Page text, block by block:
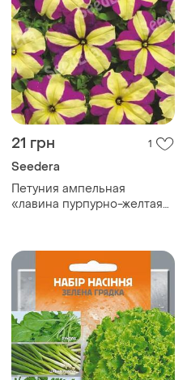
21 грн 1
Seedera
Петуния ампельная
«лавина пурпурно-желтая